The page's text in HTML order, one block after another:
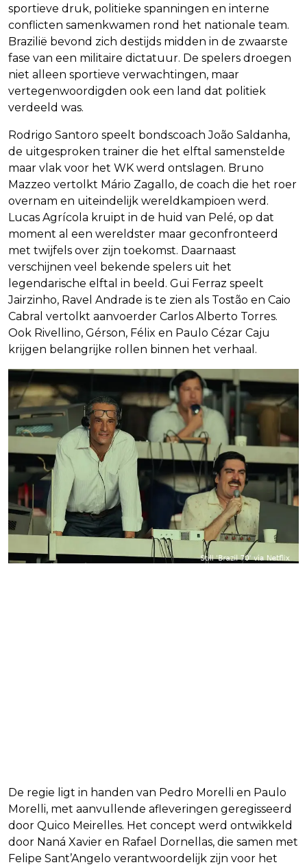
sportieve druk, politieke spanningen en interne
conflicten samenkwamen rond het nationale team.
Brazilië bevond zich destijds midden in de zwaarste
fase van een militaire dictatuur. De spelers droegen
niet alleen sportieve verwachtingen, maar
vertegenwoordigden ook een land dat politiek
verdeeld was.
Rodrigo Santoro speelt bondscoach João Saldanha,
de uitgesproken trainer die het elftal samenstelde
maar vlak voor het WK werd ontslagen. Bruno
Mazzeo vertolkt Mário Zagallo, de coach die het roer
overnam en uiteindelijk wereldkampioen werd.
Lucas Agrícola kruipt in de huid van Pelé, op dat
moment al een wereldster maar geconfronteerd
met twijfels over zijn toekomst. Daarnaast
verschijnen veel bekende spelers uit het
legendarische elftal in beeld. Gui Ferraz speelt
Jairzinho, Ravel Andrade is te zien als Tostão en Caio
Cabral vertolkt aanvoerder Carlos Alberto Torres.
Ook Rivellino, Gérson, Félix en Paulo Cézar Caju
krijgen belangrijke rollen binnen het verhaal.
De regie ligt in handen van Pedro Morelli en Paulo
Morelli, met aanvullende afleveringen geregisseerd
door Quico Meirelles. Het concept werd ontwikkeld
door Naná Xavier en Rafael Dornellas, die samen met
Felipe Sant’Angelo verantwoordelijk zijn voor het